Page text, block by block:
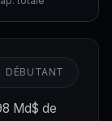
DÉBUTANT
Md$ de